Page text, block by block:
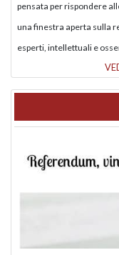
pensata per rispondere
una finestra aperta sulla
esperti, intellettuali e